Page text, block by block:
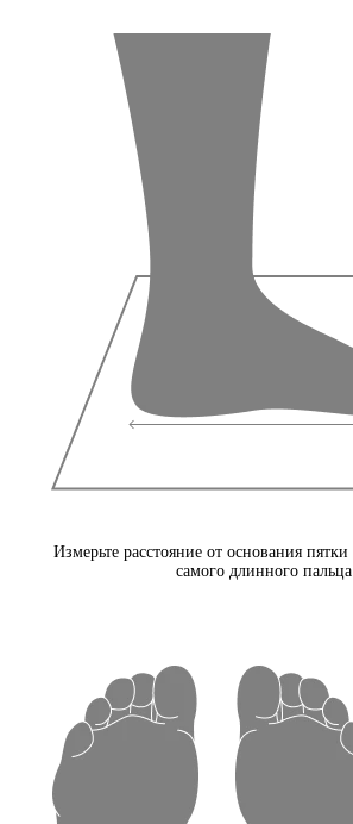
Измерьте расстояние от основания
самого длинного